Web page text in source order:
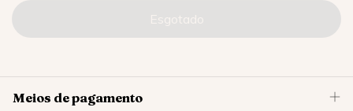
Meios de pagamento